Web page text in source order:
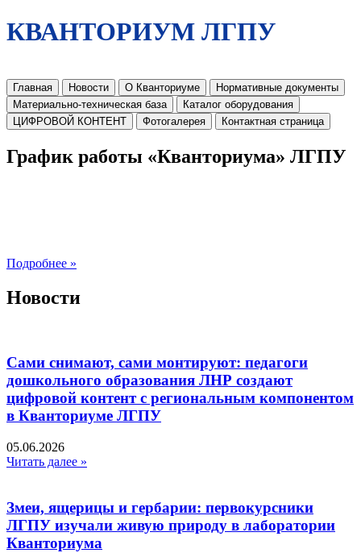
КВАНТОРИУМ ЛГПУ
Главная Новости О Кванториуме
Нормативные документы
Материально-техническая база
Каталог оборудования
ЦИФРОВОЙ КОНТЕНТ
Фотогалерея Контактная страница
График работы «Кванториума» ЛГПУ
Подробнее »
Новости
Сами снимают, сами монтируют: педагоги
дошкольного образования ЛНР создают
цифровой контент с региональным компонентом
в Кванториуме ЛГПУ​
05.06.2026
Читать далее »
Змеи, ящерицы и гербарии: первокурсники
ЛГПУ изучали живую природу в лаборатории
Кванториума